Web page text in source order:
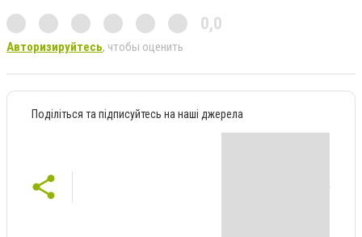
0,0
Авторизируйтесь, чтобы оценить
Поділіться та підписуйтесь на наші джерела